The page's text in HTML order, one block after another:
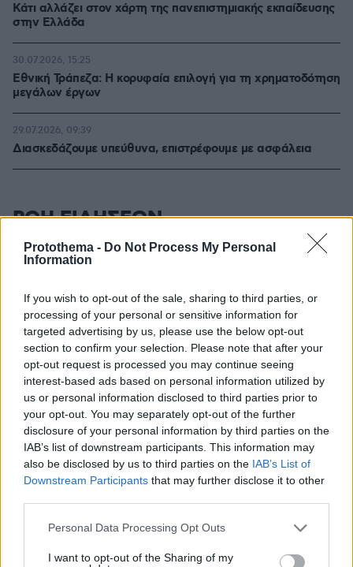
Protothema - Do Not Process My Personal
Information
If you wish to opt-out of the sale, sharing to third parties, or
processing of your personal or sensitive information for
targeted advertising by us, please use the below opt-out
section to confirm your selection. Please note that after your
opt-out request is processed you may continue seeing
interest-based ads based on personal information utilized by
us or personal information disclosed to third parties prior to
your opt-out. You may separately opt-out of the further
disclosure of your personal information by third parties on the
IAB’s list of downstream participants. This information may
also be disclosed by us to third parties on the IAB’s List of
Downstream Participants that may further disclose it to other
Please note that this website/app uses one or more Google
not limited to your visit or usage behaviour. You may click to
Personal Data Processing Opt Outs
I want to opt-out of the Sharing of my
Κάτι αλλάζει στον χάρτη της πανεπιστημιακής εκπαίδευσης
στην Ελλάδα
Εθνική Τράπεζα: Η κορυφαία επιλογή για τη χρηματοδότηση
μεγάλων έργων
30.07.2026, 15:25
Διασκεδάζουμε υπεύθυνα, επιστρέφουμε με ασφάλεια
29.07.2026, 09:39
ΡΟΗ ΕΙΔΗΣΕΩΝ
Ειδήσεις Δημοφιλή Σχολιασμένα
Τραγωδία στην Πάρο: Πνίγηκε 4χρονος σε πισίνα beach
bar, βούτηξε ο μπάρμαν για να τον σώσει
Αυτοκίνητο: Θα έρθει τελικά η μεγαλύτερη επιδότηση
που έχει δωθεί ποτέ στην Ελλάδα;
πριν 8 λεπτά
Η Χαμάς δηλώνει εκ νέου έτοιμη να εφαρμόσει το
σχέδιο των ΗΠΑ για τη Γάζα
πριν 10 λεπτά
Τι δείχνουν τα αστεία ονόματα που βγάζουμε στα
κατοικίδιά μας
πριν 12 λεπτά
Αυτό το ανδρικό σώμα κερδίζει τις εντυπώσεις,